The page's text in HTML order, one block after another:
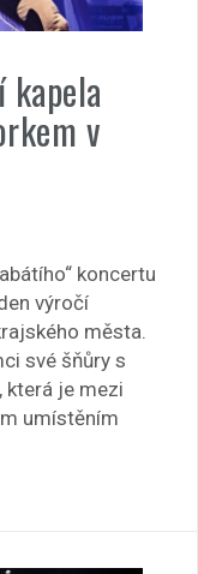
kapela
v
koncertu
výročí
města.
své šňůry s
která je mezi
umístěním